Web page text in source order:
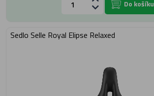
Do košíku
Sedlo Selle Royal Elipse Relaxed